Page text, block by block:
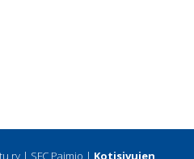
ry | SFC Paimio | Kotisivujen